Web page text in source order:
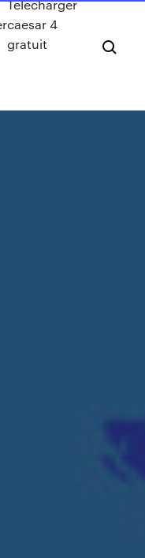
Telecharger
caesar 4
gratuit